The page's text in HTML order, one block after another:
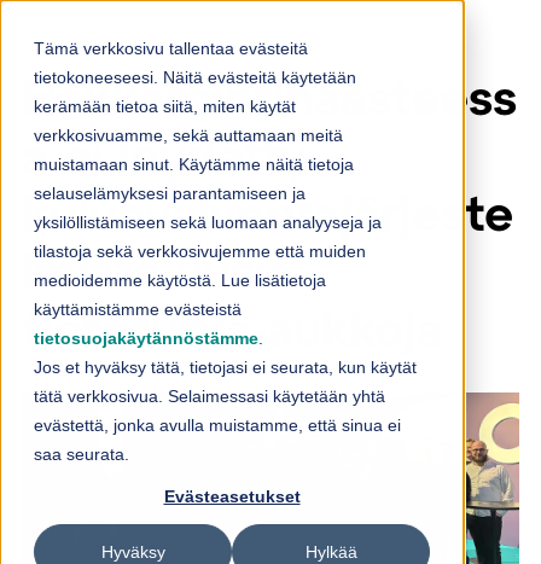
Tämä verkkosivu tallentaa evästeitä
tietokoneeseesi. Näitä evästeitä käytetään
kerämään tietoa siitä, miten käytät
verkkosivuamme, sekä auttamaan meitä
muistamaan sinut. Käytämme näitä tietoja
selauselämyksesi parantamiseen ja
yksilöllistämiseen sekä luomaan analyyseja ja
tilastoja sekä verkkosivujemme että muiden
medioidemme käytöstä. Lue lisätietoja
käyttämistämme evästeistä
tietosuojakäytännöstämme
Jos et hyväksy tätä, tietojasi ei seurata, kun käytät
tätä verkkosivua. Selaimessasi käytetään yhtä
evästettä, jonka avulla muistamme, että sinua ei
saa seurata.
Evästeasetukset
Hyväksy Hylkää
Hakkerointihaasteess
a ei löydetty
kulunvalvontajärjeste
lmistä uusia
tietoturva-aukkoja